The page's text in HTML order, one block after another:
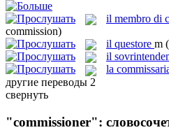
il membro di
commission)
il questore m
il
la
другие переводы 2
свернуть
"commissioner":